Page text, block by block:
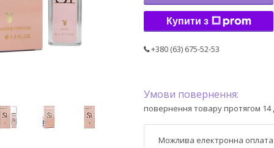
Купити з
+380 (63) 675-52-53
повернення товару протягом 14